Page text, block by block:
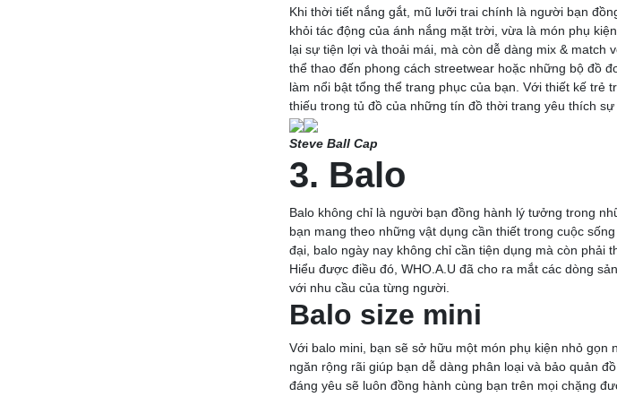
Khi thời tiết nắng gắt, mũ lưỡi trai chính là người bạn
khỏi tác động của ánh nắng mặt trời, vừa là món phụ
lại sự tiện lợi và thoải mái, mà còn dễ dàng mix & match
thể thao đến phong cách streetwear hoặc những bộ đồ
làm nổi bật tổng thể trang phục của bạn. Với thiết kế trẻ
thiếu trong tủ đồ của những tín đồ thời trang yêu thích sự
Steve Ball Cap
3. Balo
Balo không chỉ là người bạn đồng hành lý tưởng trong
bạn mang theo những vật dụng cần thiết trong cuộc
đại, balo ngày nay không chỉ cần tiện dụng mà còn phải
Hiểu được điều đó, WHO.A.U đã cho ra mắt các dòng
với nhu cầu của từng người.
Balo size mini
Với balo mini, bạn sẽ sở hữu một món phụ kiện nhỏ
ngăn rộng rãi giúp bạn dễ dàng phân loại và bảo quản
đáng yêu sẽ luôn đồng hành cùng bạn trên mọi chặng